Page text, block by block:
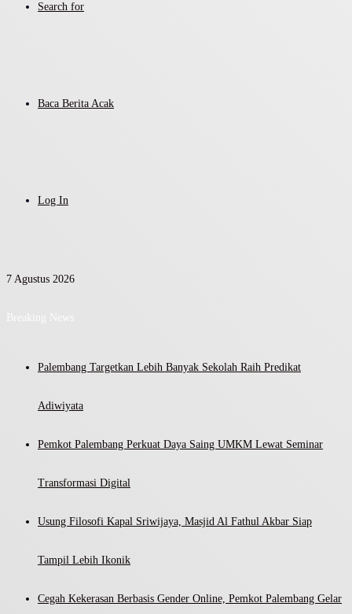
Search for
Baca Berita Acak
Log In
7 Agustus 2026
Breaking News
Palembang Targetkan Lebih Banyak Sekolah Raih Predikat
Adiwiyata
Pemkot Palembang Perkuat Daya Saing UMKM Lewat Seminar
Transformasi Digital
Usung Filosofi Kapal Sriwijaya, Masjid Al Fathul Akbar Siap
Tampil Lebih Ikonik
Cegah Kekerasan Berbasis Gender Online, Pemkot Palembang Gelar